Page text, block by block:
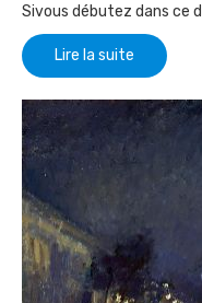
Sivous débutez dans ce
Lire la suite